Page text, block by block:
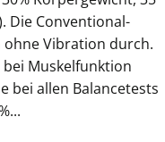
Die Conventional-
Vibration durch.
Muskelfunktion
bei allen Balancetests